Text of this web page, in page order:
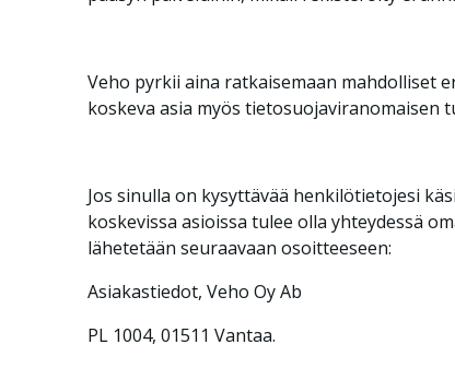
Veho pyrkii aina ratkaisemaan mahdolliset
koskeva asia myös tietosuojaviranomaisen
Jos sinulla on kysyttävää henkilötietojesi
koskevissa asioissa tulee olla yhteydessä
lähetetään seuraavaan osoitteeseen:
Asiakastiedot, Veho Oy Ab
PL 1004, 01511 Vantaa.